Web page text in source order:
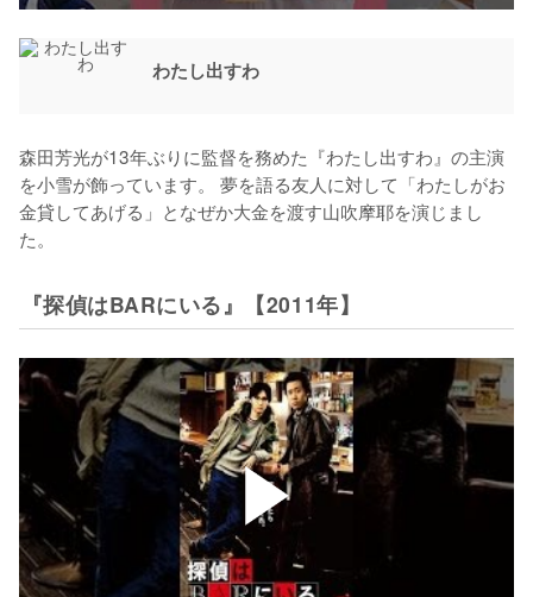
わたし出すわ
森田芳光が13年ぶりに監督を務めた『わたし出すわ』の主演
を小雪が飾っています。 夢を語る友人に対して「わたしがお
金貸してあげる」となぜか大金を渡す山吹摩耶を演じまし
た。
『探偵はBARにいる』【2011年】